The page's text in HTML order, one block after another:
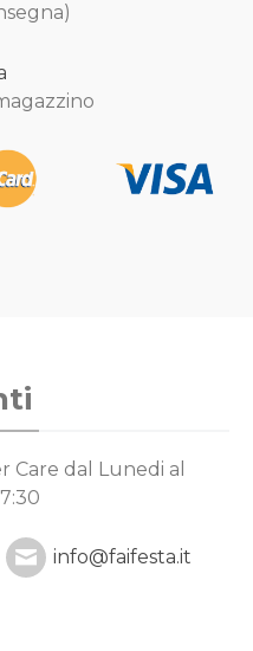
Care dal Lunedi al
info@faifesta.it